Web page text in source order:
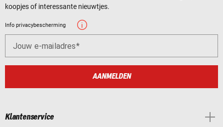
koopjes of interessante nieuwtjes.
Info privacybescherming
Jouw e-mailadres
AANMELDEN
Klantenservice